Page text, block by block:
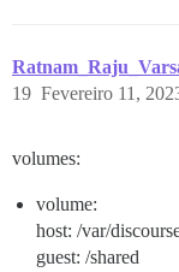
Fevereiro 11,
19
volumes:
volume:
host: /var/
guest: /shared